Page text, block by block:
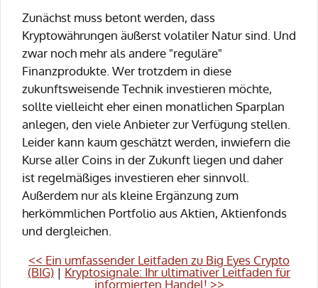
Zunächst muss betont werden, dass
Kryptowährungen äußerst volatiler Natur sind. Und
zwar noch mehr als andere "reguläre"
Finanzprodukte. Wer trotzdem in diese
zukunftsweisende Technik investieren möchte,
sollte vielleicht eher einen monatlichen Sparplan
anlegen, den viele Anbieter zur Verfügung stellen.
Leider kann kaum geschätzt werden, inwiefern die
Kurse aller Coins in der Zukunft liegen und daher
ist regelmäßiges investieren eher sinnvoll.
Außerdem nur als kleine Ergänzung zum
herkömmlichen Portfolio aus Aktien, Aktienfonds
und dergleichen.
<< Ein umfassender Leitfaden zu Big Eyes Crypto
(BIG) | Kryptosignale: Ihr ultimativer Leitfaden für
informierten Handel! >>